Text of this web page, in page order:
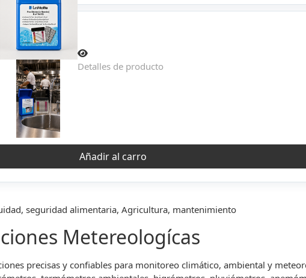
Detalles de producto
Añadir al carro
seguridad alimentaria, Agricultura, mantenimiento
Metereologícas
precisas y confiables para monitoreo climático, ambiental y